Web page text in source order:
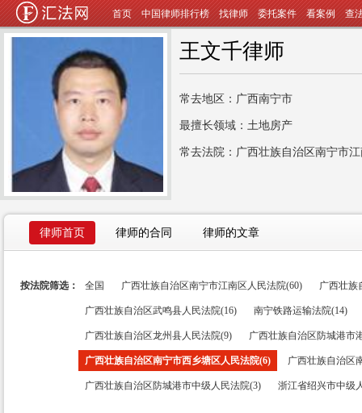
首页 中国律师排行榜 找律师 委托案件 看案例 查
王文千律师
常去地区：广西南宁市
最擅长领域：土地房产
常去法院：广西壮族自治区南宁市
律师首页 律师的合同 律师的文章
按法院筛选： 全国 广西壮族自治区南宁市江南区人民法院(60) 广西壮族
广西壮族自治区武鸣县人民法院(16) 南宁铁路运输法院(14)
广西壮族自治区龙州县人民法院(9) 广西壮族自治区防城港市
广西壮族自治区南宁市西乡塘区人民法院(6) 广西壮族自治区
广西壮族自治区防城港市中级人民法院(3) 浙江省绍兴市中级